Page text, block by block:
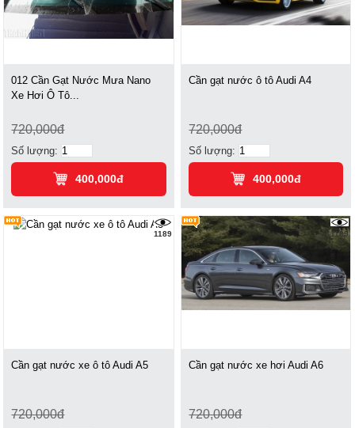
012 Cần Gạt Nước Mưa Nano
Xe Hơi Ô Tô...
720,000đ
Số lượng:
400,000đ
Cần gạt nước ô tô Audi A4
720,000đ
Số lượng:
400,000đ
1189
Cần gạt nước xe ô tô Audi A5
720,000đ
1189
Cần gạt nước xe hơi Audi A6
720,000đ